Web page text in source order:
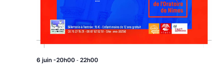
6 juin -20h00- 22h00